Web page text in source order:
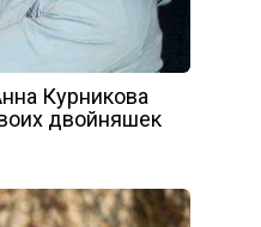
Курникова
двойняшек